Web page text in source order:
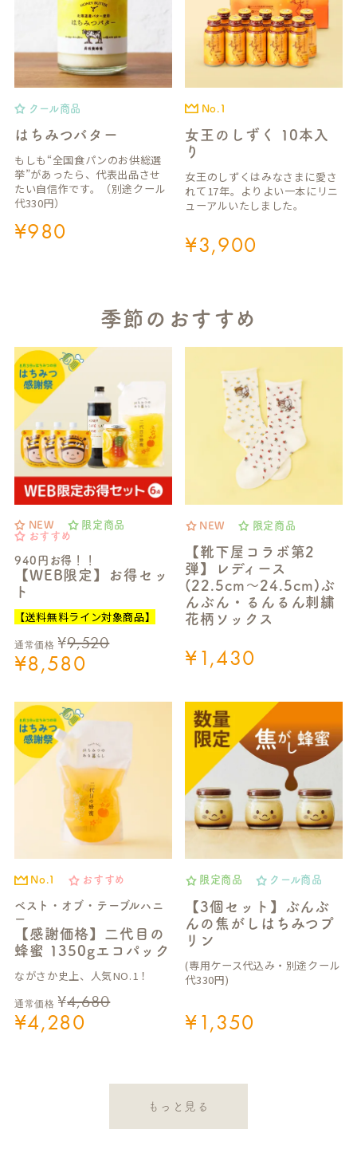
クール商品
はちみつバター
もしも“全国食パンのお供総選
挙”があったら、代表出品させ
たい自信作です。（別途クール
代330円）
¥980
No.1
女王のしずく 10本入
り
女王のしずくはみなさまに愛さ
れて17年。よりよい一本にリニ
ューアルいたしました。
¥3,900
季節のおすすめ
NEW
限定商品
おすすめ
940円お得！！
【WEB限定】お得セッ
ト
【送料無料ライン対象商品】
通常価格 ¥9,520
¥8,580
NEW 限定商品
【靴下屋コラボ第2
弾】レディース
(22.5cm～24.5cm)ぶ
んぶん・るんるん刺繍
花柄ソックス
¥1,430
No.1 おすすめ
ベスト・オブ・テーブルハニ
ー
【感謝価格】二代目の
蜂蜜 1350gエコパック
ながさか史上、人気NO.1！
通常価格 ¥4,680
¥4,280
限定商品 クール商品
【3個セット】ぶんぶ
んの焦がしはちみつプ
リン
(専用ケース代込み・別途クール
代330円)
¥1,350
もっと見る